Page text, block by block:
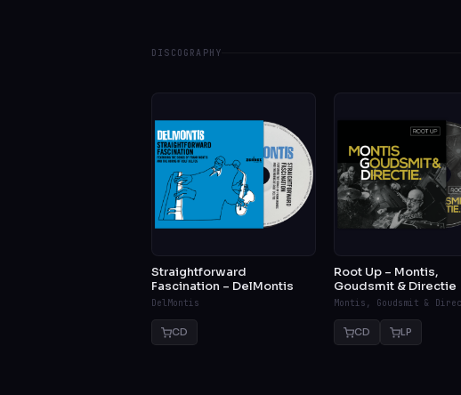
DISCOGRAPHY
Straightforward
Fascination – DelMontis
DelMontis
CD
Root Up – Montis,
Goudsmit & Directie
Montis, Goudsmit &
CD LP